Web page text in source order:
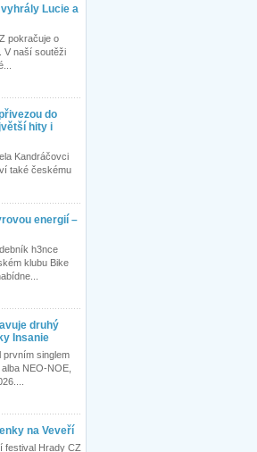
Lucie a
pokračuje o
V naší soutěži
do
hity i
Kandráčovci
také českému
energií –
h3nce
klubu Bike
druhý
Insanie
prvním singlem
NEO-NOE,
na Veveří
festival Hrady CZ